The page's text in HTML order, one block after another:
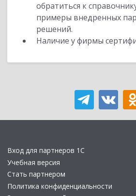
обратиться к
примеры внедренных
решений.
Наличие у фирмы
Вход для партнеров 1С
Учебная версия
Стать партнером
Политика конфиденциальности